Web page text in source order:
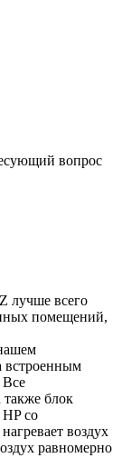
вопрос
лучше всего
помещений,
встроенным
Все
блок
со
воздух
равномерно